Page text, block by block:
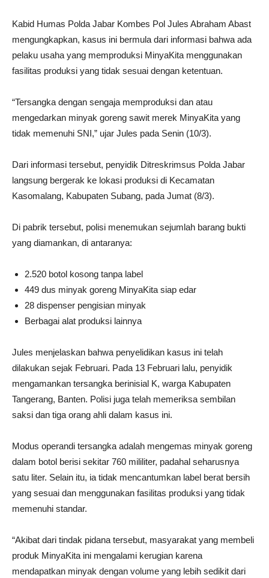
Kabid Humas Polda Jabar Kombes Pol Jules Abraham Abast
mengungkapkan, kasus ini bermula dari informasi bahwa ada
pelaku usaha yang memproduksi MinyaKita menggunakan
fasilitas produksi yang tidak sesuai dengan ketentuan.
“Tersangka dengan sengaja memproduksi dan atau
mengedarkan minyak goreng sawit merek MinyaKita yang
tidak memenuhi SNI,” ujar Jules pada Senin (10/3).
Dari informasi tersebut, penyidik Ditreskrimsus Polda Jabar
langsung bergerak ke lokasi produksi di Kecamatan
Kasomalang, Kabupaten Subang, pada Jumat (8/3).
Di pabrik tersebut, polisi menemukan sejumlah barang bukti
yang diamankan, di antaranya:
2.520 botol kosong tanpa label
449 dus minyak goreng MinyaKita siap edar
28 dispenser pengisian minyak
Berbagai alat produksi lainnya
Jules menjelaskan bahwa penyelidikan kasus ini telah
dilakukan sejak Februari. Pada 13 Februari lalu, penyidik
mengamankan tersangka berinisial K, warga Kabupaten
Tangerang, Banten. Polisi juga telah memeriksa sembilan
saksi dan tiga orang ahli dalam kasus ini.
Modus operandi tersangka adalah mengemas minyak goreng
dalam botol berisi sekitar 760 mililiter, padahal seharusnya
satu liter. Selain itu, ia tidak mencantumkan label berat bersih
yang sesuai dan menggunakan fasilitas produksi yang tidak
memenuhi standar.
“Akibat dari tindak pidana tersebut, masyarakat yang membeli
produk MinyaKita ini mengalami kerugian karena
mendapatkan minyak dengan volume yang lebih sedikit dari